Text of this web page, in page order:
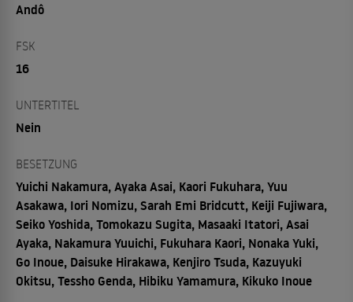
Andô
FSK
16
UNTERTITEL
Nein
BESETZUNG
Yuichi Nakamura, Ayaka Asai, Kaori Fukuhara, Yuu
Asakawa, Iori Nomizu, Sarah Emi Bridcutt, Keiji Fujiwara,
Seiko Yoshida, Tomokazu Sugita, Masaaki Itatori, Asai
Ayaka, Nakamura Yuuichi, Fukuhara Kaori, Nonaka Yuki,
Go Inoue, Daisuke Hirakawa, Kenjiro Tsuda, Kazuyuki
Okitsu, Tessho Genda, Hibiku Yamamura, Kikuko Inoue